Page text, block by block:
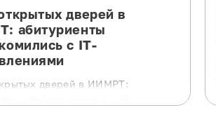
дверей в
абитуриенты
с IT-
дверей в ИИМРТ: